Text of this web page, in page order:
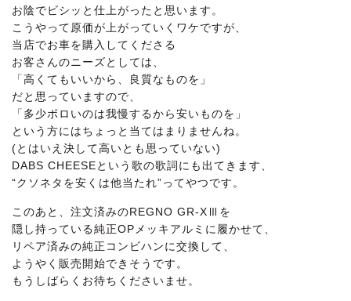
お陰でビシッと仕上がったと思います。
こうやって原価が上がっていくワケですが、
当店でお車を購入してくださる
お客さんのニーズとしては、
「高くてもいいから、良質なものを」
だと思っていますので、
「多少ボロいのは我慢するから安いものを」
という方にはちょっと当てはまりませんね。
(とはいえ決して高いとも思っていない)
DABS CHEESEという歌の歌詞にも出てきます、
“クソネタを安くは他当たれ”ってやつです。
このあと、注文済みのREGNO GR-XⅢを
隠し持っている純正OPメッキアルミに履かせて、
リペア済みの純正コンビハンに交換して、
ようやく販売開始できそうです。
もうしばらくお待ちくださいませ。